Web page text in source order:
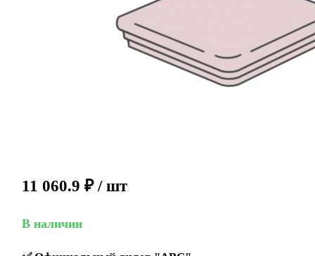
11 060.9 ₽ / шт
В наличии